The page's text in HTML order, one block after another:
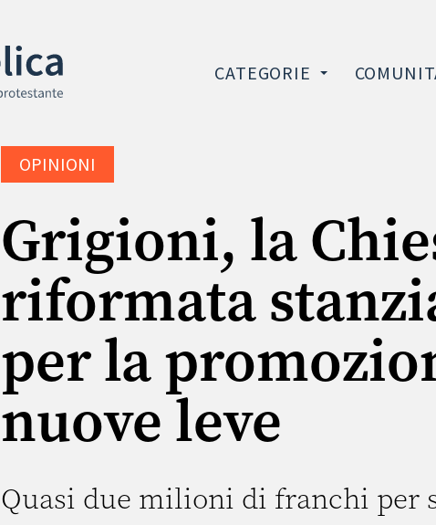
CATEGORIE
OPINIONI
Grigioni, la
riformata
per la
nuove leve
Quasi due milioni di franchi per